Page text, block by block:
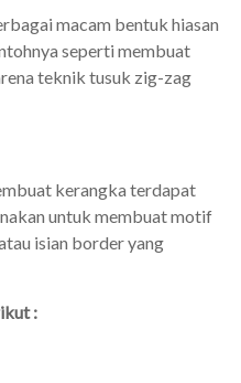
macam bentuk hiasan
seperti membuat
teknik tusuk zig-zag
kerangka terdapat
untuk membuat motif
isian border yang
: